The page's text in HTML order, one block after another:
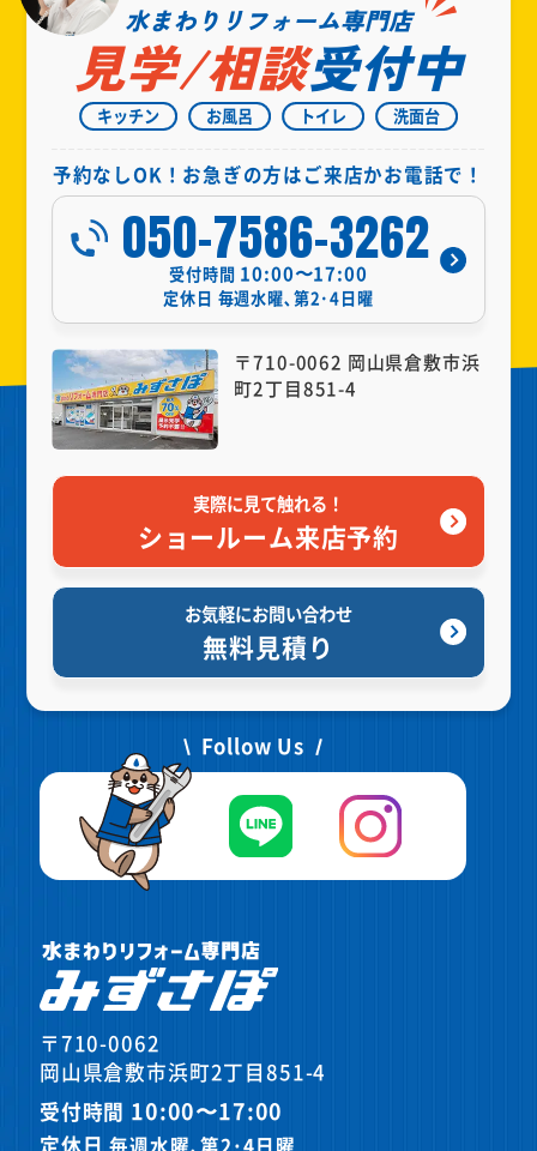
水まわりリフォーム専門店
見学/相談受付中
キッチン お風呂 トイレ 洗面台
予約なしOK！お急ぎの方はご来店かお電話で！
050-7586-3262
受付時間 10:00〜17:00
定休日 毎週水曜､第2･4日曜
〒710-0062 岡山県倉敷市浜
町2丁目851-4
実際に見て触れる！
ショールーム来店予約
お気軽にお問い合わせ
無料見積り
Follow Us
〒710-0062
岡山県倉敷市浜町2丁目851-4
受付時間 10:00〜17:00
定休日毎週水曜､第2･4日曜